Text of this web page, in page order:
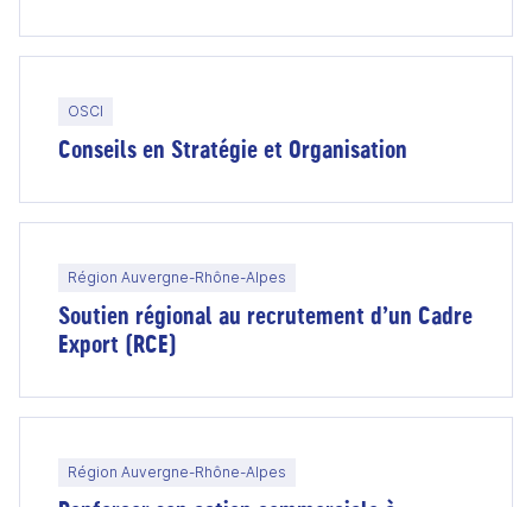
OSCI
Conseils en Stratégie et Organisation
Région Auvergne-Rhône-Alpes
Soutien régional au recrutement d’un Cadre
Export (RCE)
Région Auvergne-Rhône-Alpes